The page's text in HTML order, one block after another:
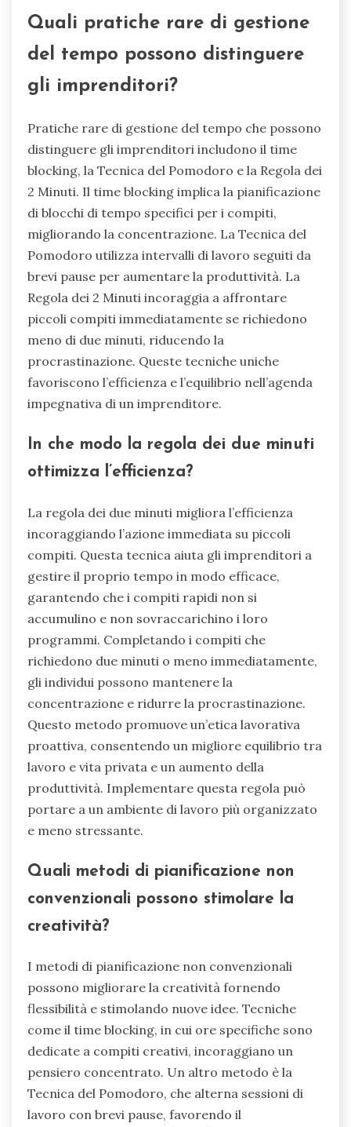
Quali pratiche rare di gestione
del tempo possono distinguere
gli imprenditori?
Pratiche rare di gestione del tempo che possono
distinguere gli imprenditori includono il time
blocking, la Tecnica del Pomodoro e la Regola dei
2 Minuti. Il time blocking implica la pianificazione
di blocchi di tempo specifici per i compiti,
migliorando la concentrazione. La Tecnica del
Pomodoro utilizza intervalli di lavoro seguiti da
brevi pause per aumentare la produttività. La
Regola dei 2 Minuti incoraggia a affrontare
piccoli compiti immediatamente se richiedono
meno di due minuti, riducendo la
procrastinazione. Queste tecniche uniche
favoriscono l’efficienza e l’equilibrio nell’agenda
impegnativa di un imprenditore.
In che modo la regola dei due minuti
ottimizza l’efficienza?
La regola dei due minuti migliora l’efficienza
incoraggiando l’azione immediata su piccoli
compiti. Questa tecnica aiuta gli imprenditori a
gestire il proprio tempo in modo efficace,
garantendo che i compiti rapidi non si
accumulino e non sovraccarichino i loro
programmi. Completando i compiti che
richiedono due minuti o meno immediatamente,
gli individui possono mantenere la
concentrazione e ridurre la procrastinazione.
Questo metodo promuove un’etica lavorativa
proattiva, consentendo un migliore equilibrio tra
lavoro e vita privata e un aumento della
produttività. Implementare questa regola può
portare a un ambiente di lavoro più organizzato
e meno stressante.
Quali metodi di pianificazione non
convenzionali possono stimolare la
creatività?
I metodi di pianificazione non convenzionali
possono migliorare la creatività fornendo
flessibilità e stimolando nuove idee. Tecniche
come il time blocking, in cui ore specifiche sono
dedicate a compiti creativi, incoraggiano un
pensiero concentrato. Un altro metodo è la
Tecnica del Pomodoro, che alterna sessioni di
lavoro con brevi pause, favorendo il